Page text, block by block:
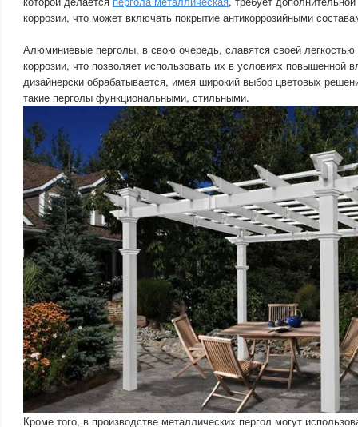
коррозии, что может включать покрытие антикоррозийными
Алюминиевые перголы, в свою очередь, славятся своей легкостью
коррозии, что позволяет использовать их в условиях повышенной
дизайнерски обрабатывается, имея широкий выбор цветовых
такие перголы функциональными, стильными.
Кроме того, в производстве металлических пергол могут